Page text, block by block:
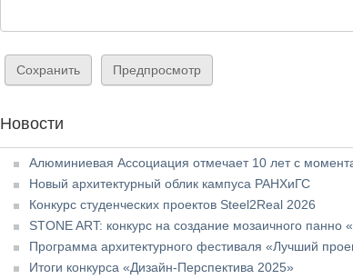
Новости
Алюминиевая Ассоциация отмечает 10 лет с
Новый архитектурный облик кампуса РАНХиГС
Конкурс студенческих проектов Steel2Real 2026
STONE ART: конкурс на создание мозаичного панно
Программа архитектурного фестиваля «Лучший
Итоги конкурса «Дизайн-Перспектива 2025»